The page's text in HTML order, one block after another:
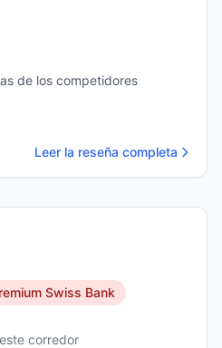
de los competidores
Leer la reseña completa
Swiss Bank
corredor